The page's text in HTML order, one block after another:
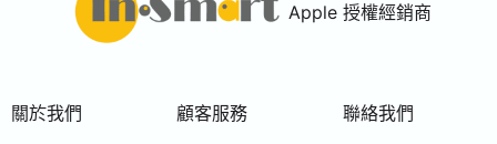
Apple 授權經銷商
關於我們 顧客服務 聯絡我們